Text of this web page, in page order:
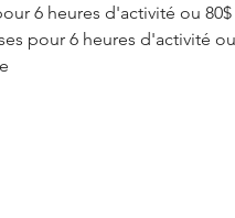
6 heures d'activité ou
pour 6 heures d'activité